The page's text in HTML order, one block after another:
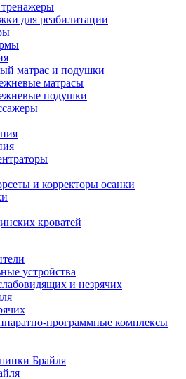
для реабилитации
матрас и подушки
матрасы
подушки
и корректоры осанки
кроватей
устройства
и незрячих
программные комплексы
Брайля